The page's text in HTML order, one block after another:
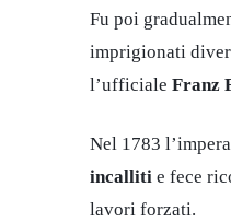
Fu poi
imprigionati
l’ufficiale Franz
Nel 1783
incalliti e fece
lavori forzati.